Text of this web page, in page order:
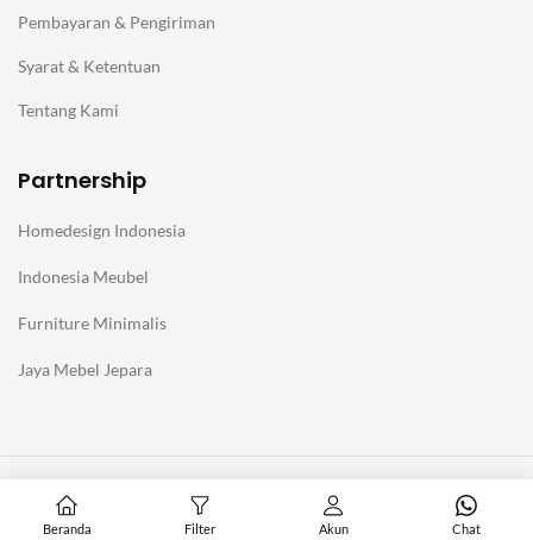
Pembayaran & Pengiriman
Syarat & Ketentuan
Tentang Kami
Partnership
Homedesign Indonesia
Indonesia Meubel
Furniture Minimalis
Jaya Mebel Jepara
Homedesign Indonesia
Beranda Filter Akun Chat